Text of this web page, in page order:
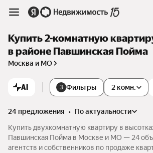
Купить 2-комнатную
в районе Павшинская Пойма
Москва и МО
AI 3 Фильтры 2 комн.
24 предложения •
по актуальности
Купить двухкомнатную квартиру в
Павшинская Пойма в Москве и МО — 24
агентств и собственников по продаже